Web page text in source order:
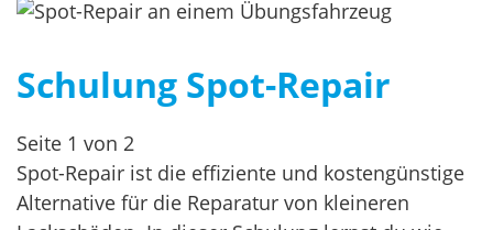
Schulung Spot-Repair
Seite 1 von 2
Spot-Repair ist die effiziente und kostengünstige
Alternative für die Reparatur von kleineren